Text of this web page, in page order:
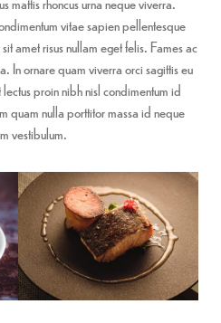
vitae sapien pellentesque
amet risus nullam eget felis. Fames ac
In ornare quam viverra orci sagittis eu
proin nibh nisl condimentum id
quam nulla porttitor massa id neque
vestibulum.